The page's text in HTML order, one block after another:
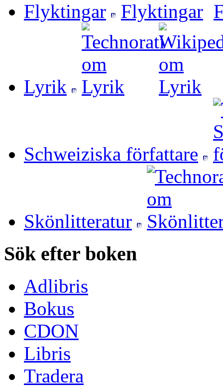
Flyktingar
Lyrik
Schweiziska författare
Skönlitteratur
Sök efter boken
Adlibris
Bokus
CDON
Libris
Tradera